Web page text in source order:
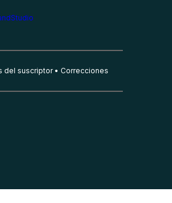
del suscriptor Correcciones